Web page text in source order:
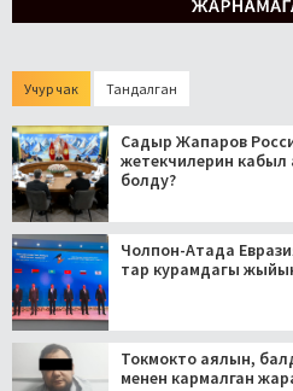
Учур чак Тандалган
Садыр Жапаров
жетекчилерин кабыл
болду?
Чолпон-Атада
тар курамдагы
Токмокто аялын,
менен кармалган